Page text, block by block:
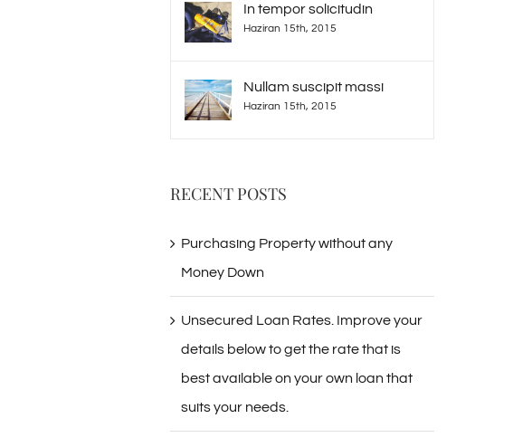
In tempor solicitudin
Haziran 15th, 2015
Nullam suscipit massi
Haziran 15th, 2015
RECENT POSTS
Purchasing Property without any
Money Down
Unsecured Loan Rates. Improve your
details below to get the rate that is
best available on your own loan that
suits your needs.